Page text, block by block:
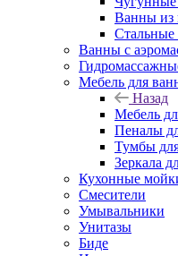
Ванны из
Ванны с
Мебель для
Назад
Мебель
Пеналы
Тумбы
Зеркала
Кухонные
Смесители
Умывальники
Унитазы
Биде